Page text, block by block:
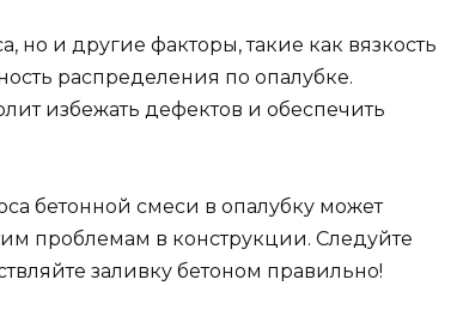
но и другие факторы, такие как вязкость
распределения по опалубке.
избежать дефектов и обеспечить
бетонной смеси в опалубку может
проблемам в конструкции. Следуйте
заливку бетоном правильно!